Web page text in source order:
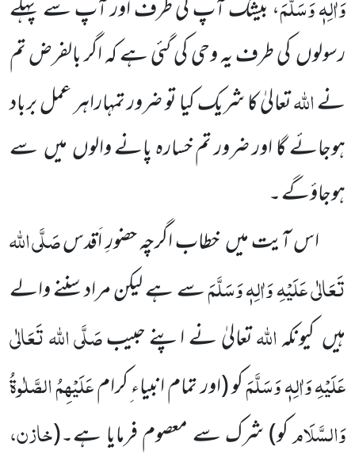
، بیشک آپ کی طرف اور آپ سے پہلے
رسولوں کی طرف یہ وحی کی گئی ہے کہ اگر بالفرض تم
نےاللہتعالیٰ کا شریک کیا تو ضرور تمہاراہر عمل برباد
ہوجائے گا اور ضرور تم خسارہ پانے والوں میں سے
ہوجاؤگے ۔
اس آیت میں خطاب اگرچہ حضورِ اَقدسصَلَّی اللہ
تَعَالٰی عَلَیْہِ وَاٰلِہٖ وَسَلَّمَسے ہے لیکن مراد سننے والے
ہیں کیونکہاللہتعالیٰ نے اپنے حبیبصَلَّی اللہ تَعَالٰی
عَلَیْہِ وَاٰلِہٖ وَسَلَّمَکو (اور تمام انبیاء ِکرامعَلَیْہِمُ الصَّلٰوۃُ
وَالسَّلَامکو) شرک سے معصوم فرمایا ہے۔(خازن،